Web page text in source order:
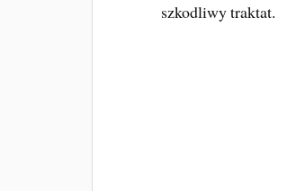
szkodliwy traktat.